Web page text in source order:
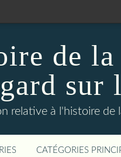
de
sur
relative à l'histoire de
CATÉGORIES